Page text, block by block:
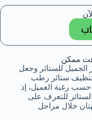
ممكن
الجميل للستائر وجعل
تنظيف ستائر رطب
رغبة العميل، إذ
للتعرف على
خلال مراحل